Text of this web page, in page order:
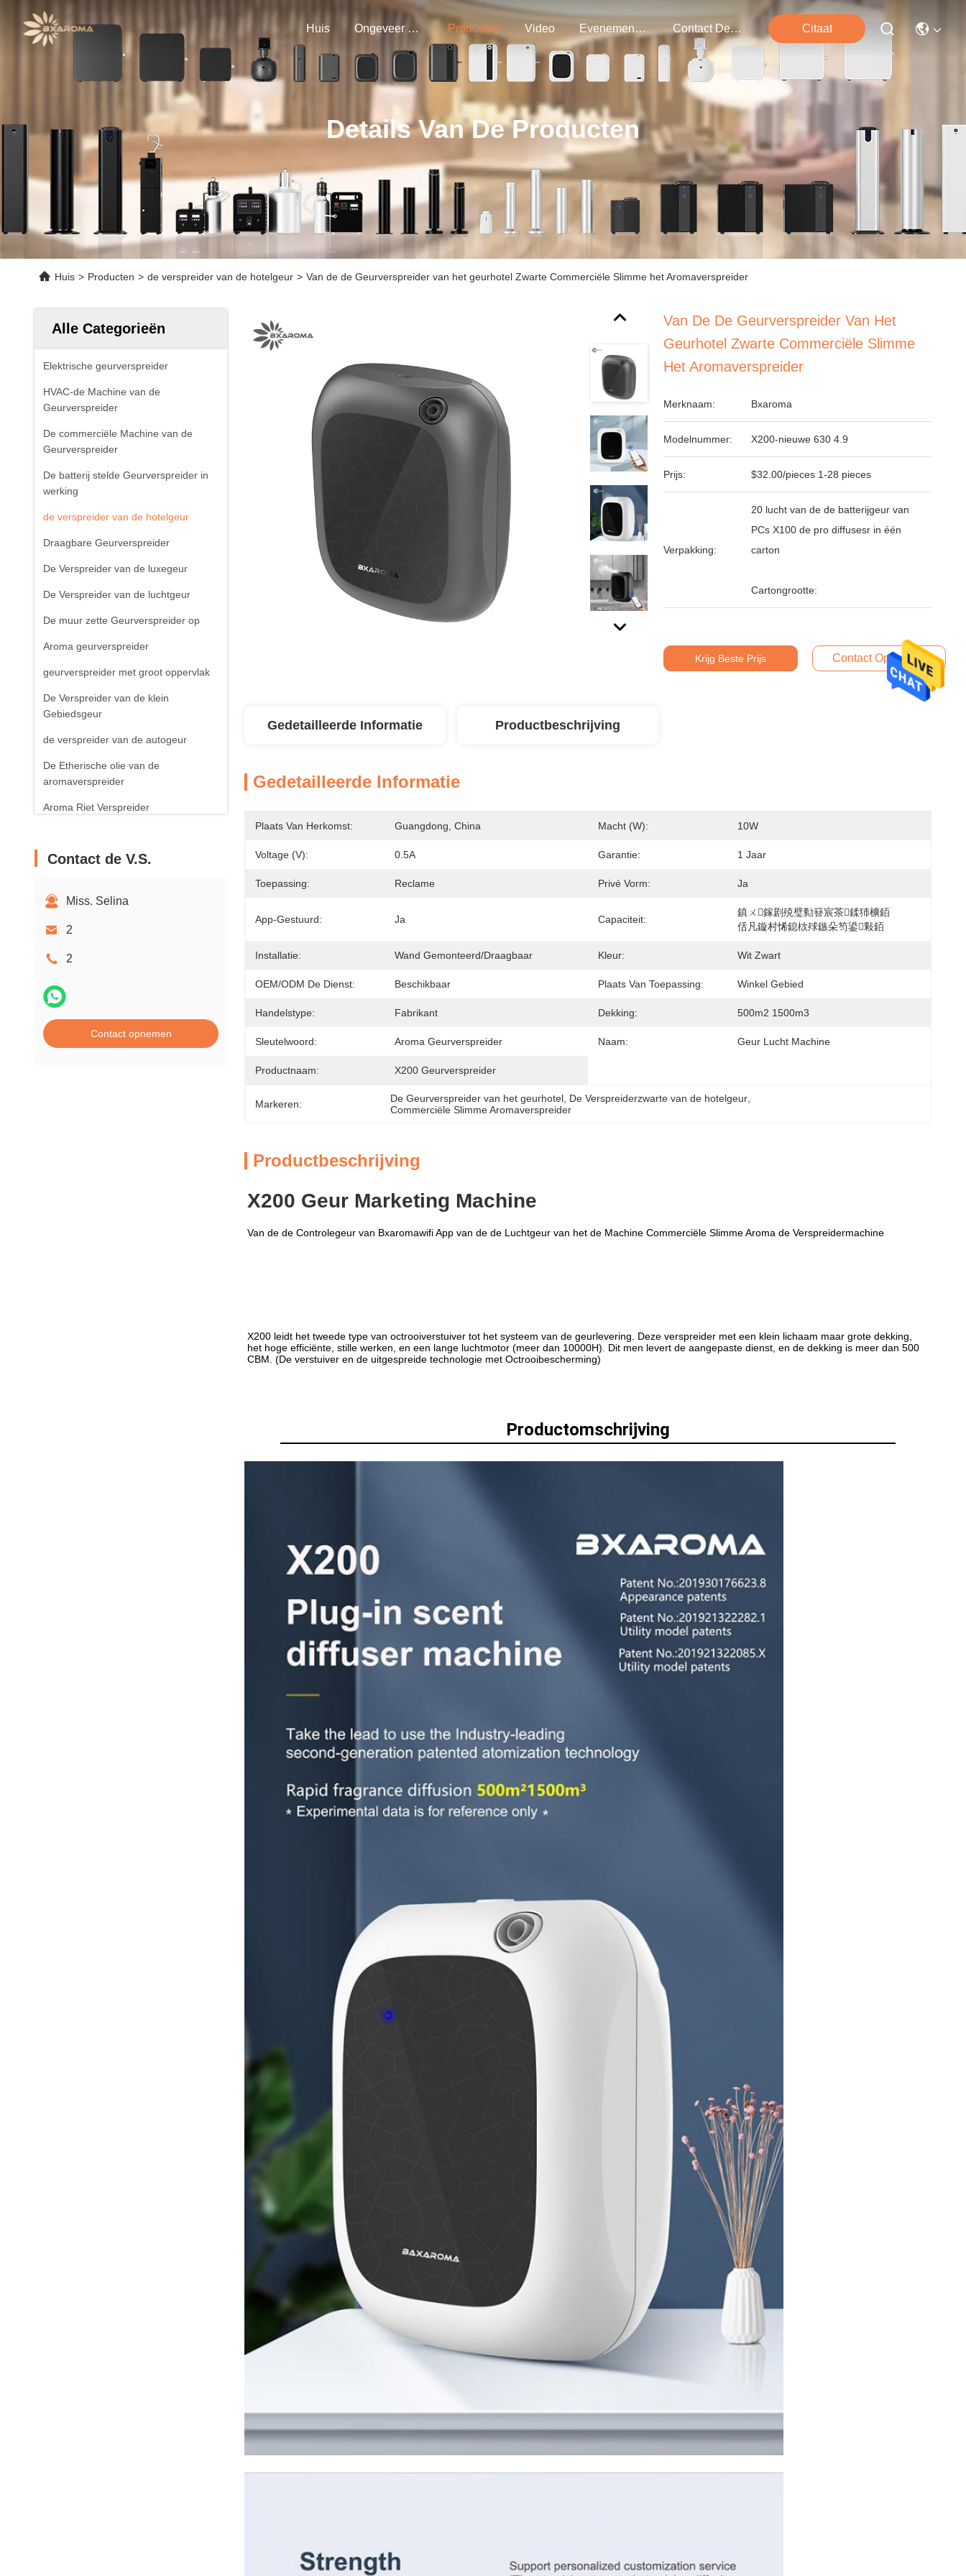
Huis Ongeveer Ons Producten Video Evenementen Contact De V.s. Citaat
Details Van De Producten
Huis > Producten > de verspreider van de hotelgeur > Van de de Geurverspreider van het geurhotel Zwarte Commerciële Slimme het Aromaverspreider
Alle Categorieën
Elektrische geurverspreider
HVAC-de Machine van de
Geurverspreider
De commerciële Machine van de
Geurverspreider
De batterij stelde Geurverspreider in
werking
de verspreider van de hotelgeur
Draagbare Geurverspreider
De Verspreider van de luxegeur
De Verspreider van de luchtgeur
De muur zette Geurverspreider op
Aroma geurverspreider
geurverspreider met groot oppervlak
De Verspreider van de klein
Gebiedsgeur
de verspreider van de autogeur
De Etherische olie van de
aromaverspreider
Aroma Riet Verspreider
Contact de V.S.
Miss. Selina
2
2
Contact opnemen
Van De De Geurverspreider Van Het
Geurhotel Zwarte Commerciële Slimme
Het Aromaverspreider
Merknaam: Bxaroma
Modelnummer: X200-nieuwe 630 4.9
Prijs: $32.00/pieces 1-28 pieces
Verpakking:
20 lucht van de de batterijgeur van
PCs X100 de pro diffusesr in één
carton
Cartongrootte:
Krijg Beste Prijs Contact Opnemen
Gedetailleerde Informatie Productbeschrijving
Gedetailleerde Informatie
Plaats Van Herkomst: Guangdong, China Macht (w): 10W
Voltage (v): 0.5A Garantie: 1 Jaar
Toepassing: Reclame Privé Vorm: Ja
App-Gestuurd: Ja Capaciteit:
鎮ㄨ鎵剧殑璧勬簮宸茶鍒犻櫎銆
佸凡鏇村悕鎴栨殏鏃朵笉鍙敤銆
Installatie: Wand Gemonteerd/draagbaar Kleur: Wit Zwart
OEM/ODM De Dienst: Beschikbaar Plaats Van Toepassing: Winkel Gebied
Handelstype: Fabrikant Dekking: 500m2 1500m3
Sleutelwoord: Aroma Geurverspreider Naam: Geur Lucht Machine
Productnaam: X200 Geurverspreider
Markeren: De Geurverspreider van het geurhotel De Verspreiderzwarte van de hotelgeur
Commerciële Slimme Aromaverspreider
Productbeschrijving
X200 Geur Marketing Machine
Van de de Controlegeur van Bxaromawifi App van de de Luchtgeur van het de Machine Commerciële Slimme Aroma de Verspreidermachine
X200 leidt het tweede type van octrooiverstuiver tot het systeem van de geurlevering. Deze verspreider met een klein lichaam maar grote dekking,
het hoge efficiënte, stille werken, en een lange luchtmotor (meer dan 10000H). Dit men levert de aangepaste dienst, en de dekking is meer dan 500
CBM. (De verstuiver en de uitgespreide technologie met Octrooibescherming)
Productomschrijving